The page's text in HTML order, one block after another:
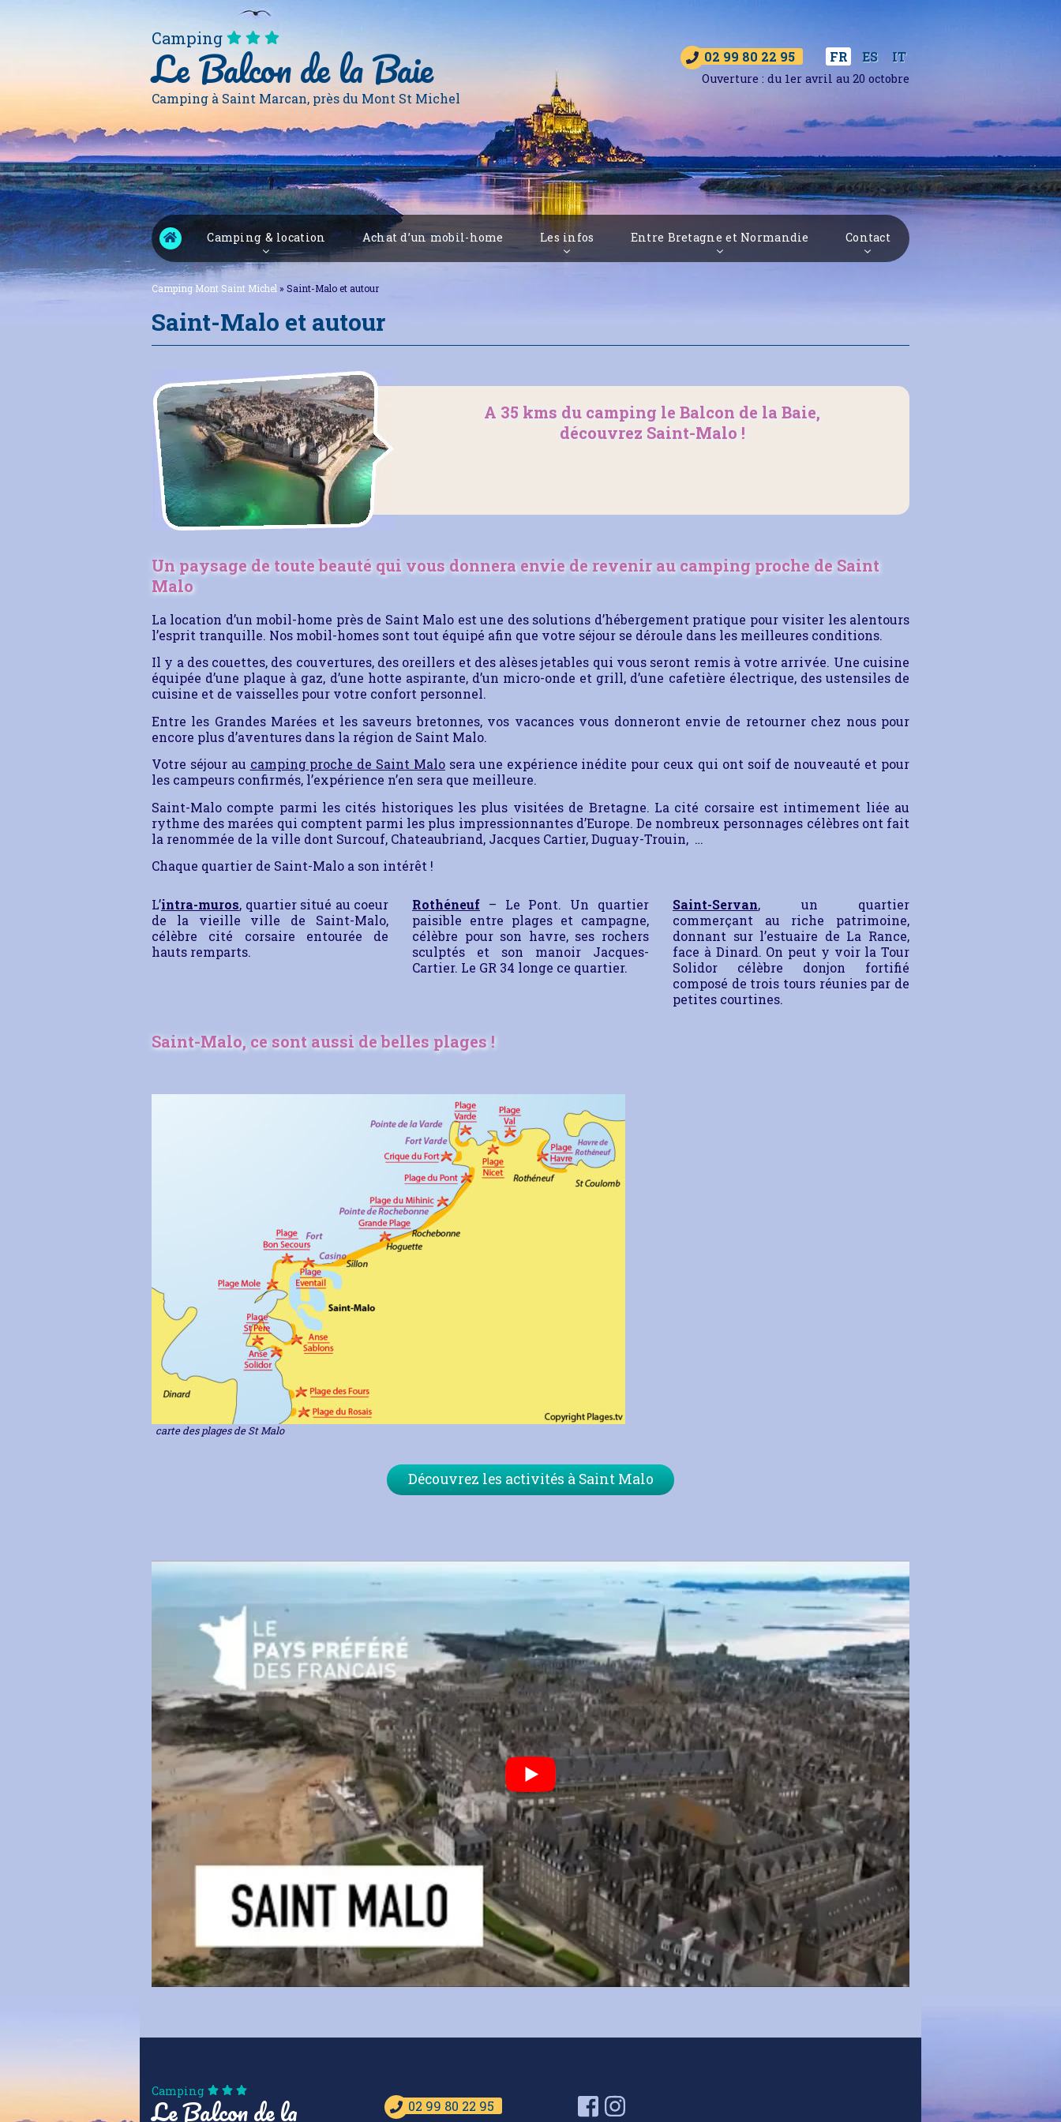
Camping
Le Balcon de la Baie
Camping à Saint Marcan, près du Mont St Michel
02 99 80 22 95 FR ES IT
Ouverture : du 1er avril au 20 octobre
Camping & location Achat d’un mobil-home Les infos Entre Bretagne et Normandie Contact
Camping Mont Saint Michel » Saint-Malo et autour
Saint-Malo et autour
A 35 kms du camping le Balcon de la Baie,
découvrez Saint-Malo !
Un paysage de toute beauté qui vous donnera envie de revenir au camping proche de Saint
Malo
La location d’un mobil-home près de Saint Malo est une des solutions d’hébergement pratique pour visiter les alentours
l’esprit tranquille. Nos mobil-homes sont tout équipé afin que votre séjour se déroule dans les meilleures conditions.
Il y a des couettes, des couvertures, des oreillers et des alèses jetables qui vous seront remis à votre arrivée. Une cuisine
équipée d’une plaque à gaz, d’une hotte aspirante, d’un micro-onde et grill, d’une cafetière électrique, des ustensiles de
cuisine et de vaisselles pour votre confort personnel.
Entre les Grandes Marées et les saveurs bretonnes, vos vacances vous donneront envie de retourner chez nous pour
encore plus d’aventures dans la région de Saint Malo.
Votre séjour au camping proche de Saint Malosera une expérience inédite pour ceux qui ont soif de nouveauté et pour
les campeurs confirmés, l’expérience n’en sera que meilleure.
Saint-Malo compte parmi les cités historiques les plus visitées de Bretagne. La cité corsaire est intimement liée au
rythme des marées qui comptent parmi les plus impressionnantes d’Europe. De nombreux personnages célèbres ont fait
la renommée de la ville dont Surcouf, Chateaubriand, Jacques Cartier, Duguay-Trouin, …
Chaque quartier de Saint-Malo a son intérêt !
L’intra-muros, quartier situé au coeur
de la vieille ville de Saint-Malo,
célèbre cité corsaire entourée de
hauts remparts.
Rothéneuf – Le Pont. Un quartier
paisible entre plages et campagne,
célèbre pour son havre, ses rochers
sculptés et son manoir Jacques-
Cartier. Le GR 34 longe ce quartier.
Saint-Servan, un quartier
commerçant au riche patrimoine,
donnant sur l’estuaire de La Rance,
face à Dinard. On peut y voir la Tour
Solidor célèbre donjon fortifié
composé de trois tours réunies par de
petites courtines.
Saint-Malo, ce sont aussi de belles plages !
carte des plages de St Malo
Découvrez les activités à Saint Malo
Camping
Le Balcon de la 02 99 80 22 95 Facebook
Instagram